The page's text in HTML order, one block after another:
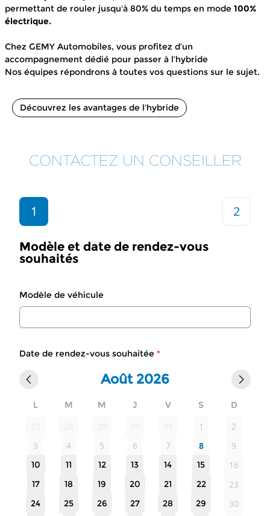
permettant de rouler jusqu'à 80% du temps en mode 100%
électrique.
Chez GEMY Automobiles, vous profitez d’un
accompagnement dédié pour passer à l’hybride
Nos équipes répondrons à toutes vos questions sur le sujet.
Découvrez les avantages de l’hybride
CONTACTEZ UN CONSEILLER
1 2
Modèle et date de rendez-vous
souhaités
Modèle de véhicule
Date de rendez-vous souhaitée *
Août 2026
L M M J V S D
1
2
3
4 5 6 7 8 9
10 11 12 13 14 15 16
17 18 19 20 21 22 23
24 25 26 27 28 29 30